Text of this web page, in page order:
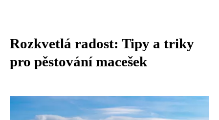
Rozkvetlá radost: Tipy a triky
pro pěstování macešek